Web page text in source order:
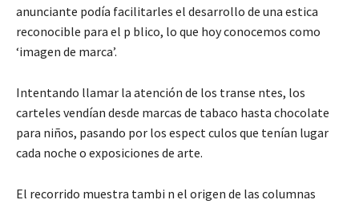
anunciante podía facilitarles el desarrollo de una estica
reconocible para el p blico, lo que hoy conocemos como
‘imagen de marca’.
Intentando llamar la atención de los transe ntes, los
carteles vendían desde marcas de tabaco hasta chocolate
para niños, pasando por los espect culos que tenían lugar
cada noche o exposiciones de arte.
El recorrido muestra tambi n el origen de las columnas